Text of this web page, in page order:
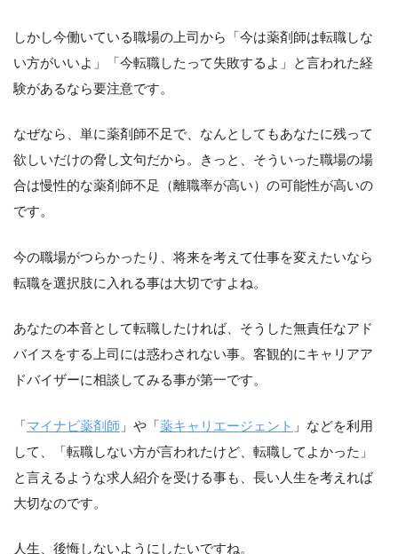
しかし今働いている職場の上司から「今は薬剤師は転職しな
い方がいいよ」「今転職したって失敗するよ」と言われた経
験があるなら要注意です。
なぜなら、単に薬剤師不足で、なんとしてもあなたに残って
欲しいだけの脅し文句だから。きっと、そういった職場の場
合は慢性的な薬剤師不足（離職率が高い）の可能性が高いの
です。
今の職場がつらかったり、将来を考えて仕事を変えたいなら
転職を選択肢に入れる事は大切ですよね。
あなたの本音として転職したければ、そうした無責任なアド
バイスをする上司には惑わされない事。客観的にキャリアア
ドバイザーに相談してみる事が第一です。
「マイナビ薬剤師 」や「薬キャリエージェント 」などを利用
して、「転職しない方が言われたけど、転職してよかった」
と言えるような求人紹介を受ける事も、長い人生を考えれば
大切なのです。
人生、後悔しないようにしたいですね。